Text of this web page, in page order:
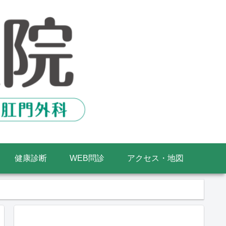
健康診断 WEB問診 アクセス・地図